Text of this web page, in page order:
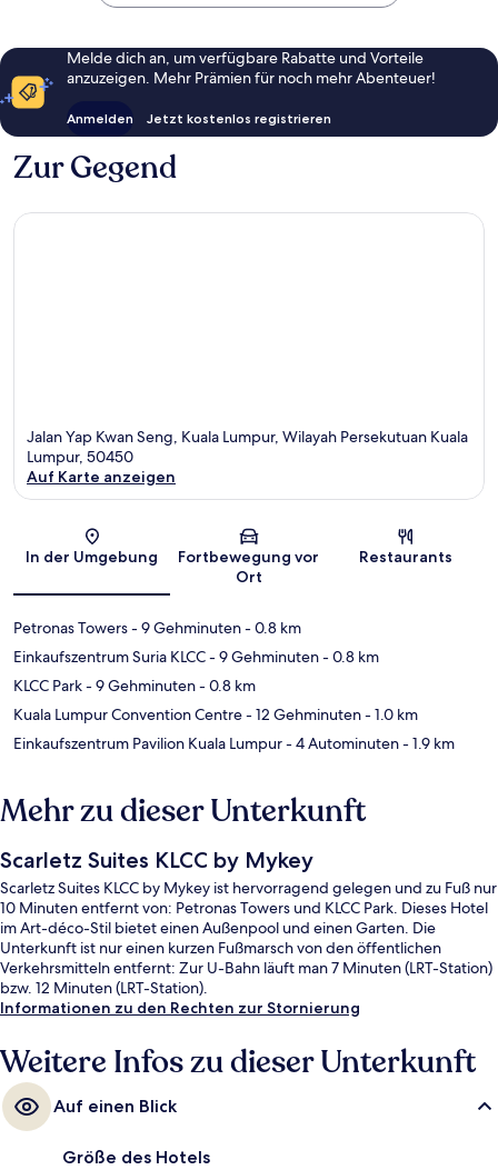
Melde dich an, um verfügbare Rabatte und Vorteile
anzuzeigen. Mehr Prämien für noch mehr Abenteuer!
Anmelden Jetzt kostenlos registrieren
Zur Gegend
Jalan Yap Kwan Seng, Kuala Lumpur, Wilayah Persekutuan Kuala
Lumpur, 50450
Auf Karte anzeigen
In der Umgebung
Fortbewegung vor
Ort
Restaurants
Petronas Towers- 9 Gehminuten- 0.8 km
Einkaufszentrum Suria KLCC- 9 Gehminuten- 0.8 km
KLCC Park- 9 Gehminuten- 0.8 km
Kuala Lumpur Convention Centre- 12 Gehminuten- 1.0 km
Einkaufszentrum Pavilion Kuala Lumpur- 4 Autominuten- 1.9 km
Mehr zu dieser Unterkunft
Scarletz Suites KLCC by Mykey
Scarletz Suites KLCC by Mykey ist hervorragend gelegen und zu Fuß nur
10 Minuten entfernt von: Petronas Towers und KLCC Park. Dieses Hotel
im Art-déco-Stil bietet einen Außenpool und einen Garten. Die
Unterkunft ist nur einen kurzen Fußmarsch von den öffentlichen
Verkehrsmitteln entfernt: Zur U-Bahn läuft man 7 Minuten (LRT-Station)
bzw. 12 Minuten (LRT-Station).
Informationen zu den Rechten zur Stornierung
Weitere Infos zu dieser Unterkunft
Auf einen Blick
Größe des Hotels